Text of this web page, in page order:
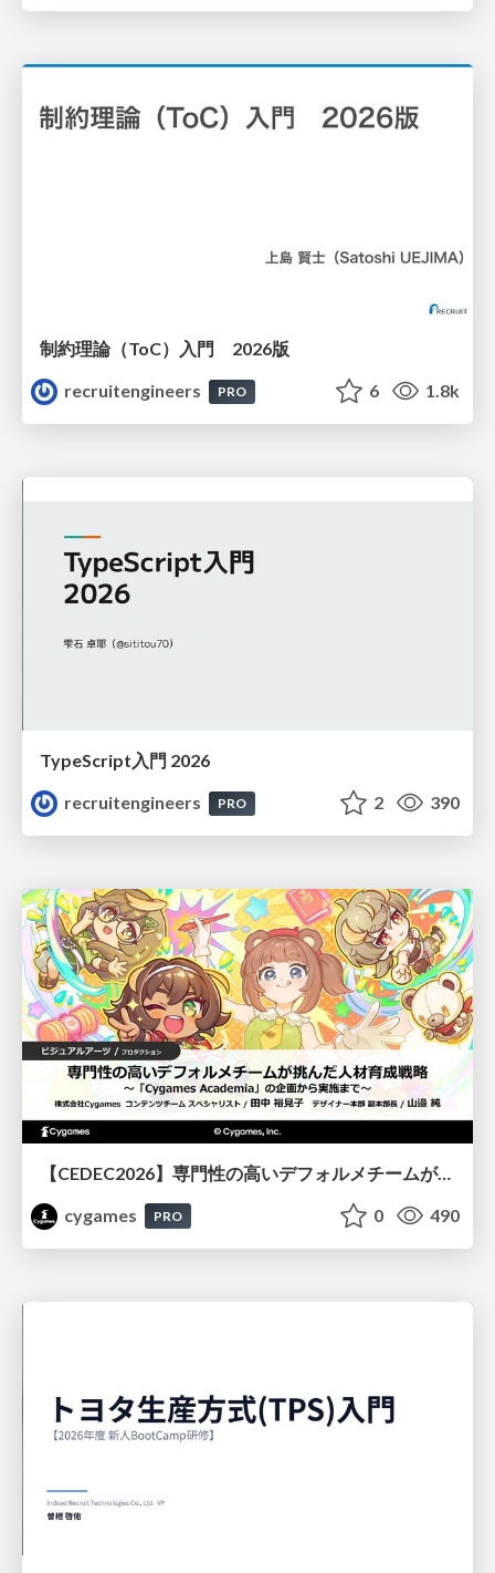
制約理論（ToC）入門 2026版
recruitengineers
PRO 6 1.8k
TypeScript入門 2026
recruitengineers
PRO 2 390
【CEDEC2026】専門性の高いデフォルメチームが挑んだ人材育成戦略 〜Cygames Academiaの企画から実施まで〜
cygames
PRO 0 490